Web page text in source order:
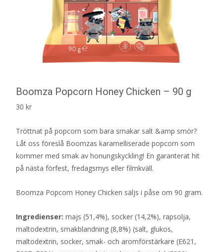
Boomza Popcorn Honey Chicken – 90 g
30 kr
Tröttnat på popcorn som bara smakar salt &amp smör?
Låt oss föreslå Boomzas karamelliserade popcorn som
kommer med smak av honungskyckling! En garanterat hit
på nästa förfest, fredagsmys eller filmkväll.
Boomza Popcorn Honey Chicken säljs i påse om 90 gram.
Ingredienser: majs (51,4%), socker (14,2%), rapsolja,
maltodextrin, smakblandning (8,8%) (salt, glukos,
maltodextrin, socker, smak- och aromförstärkare (E621,